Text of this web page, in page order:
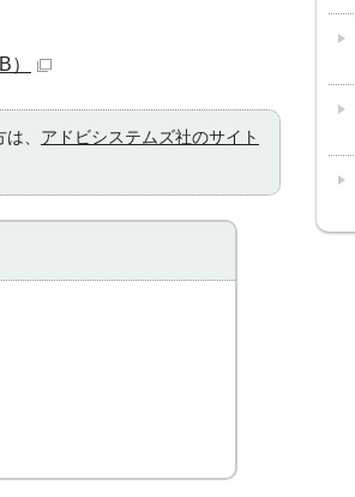
、 アドビシステムズ社のサイト